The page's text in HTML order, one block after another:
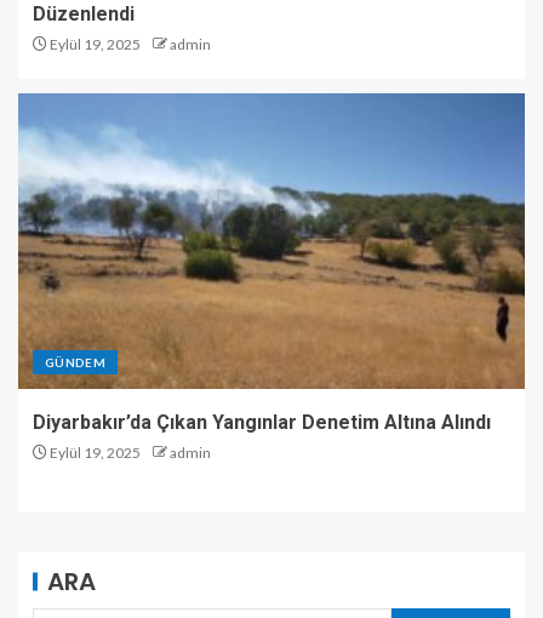
Düzenlendi
Eylül 19, 2025 admin
GÜNDEM
Diyarbakır’da Çıkan Yangınlar Denetim Altına Alındı
Eylül 19, 2025 admin
ARA